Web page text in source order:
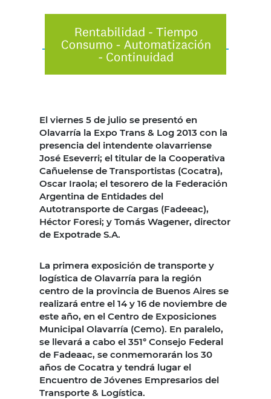
El viernes 5 de julio se presentó en
Olavarría la Expo Trans & Log 2013 con la
presencia del intendente olavarriense
José Eseverri; el titular de la Cooperativa
Cañuelense de Transportistas (Cocatra),
Oscar Iraola; el tesorero de la Federación
Argentina de Entidades del
Autotransporte de Cargas (Fadeeac),
Héctor Foresi; y Tomás Wagener, director
de Expotrade S.A.
La primera exposición de transporte y
logística de Olavarría para la región
centro de la provincia de Buenos Aires se
realizará entre el 14 y 16 de noviembre de
este año, en el Centro de Exposiciones
Municipal Olavarría (Cemo). En paralelo,
se llevará a cabo el 351° Consejo Federal
de Fadeaac, se conmemorarán los 30
años de Cocatra y tendrá lugar el
Encuentro de Jóvenes Empresarios del
Transporte & Logística.